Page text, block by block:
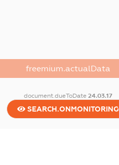
freemium.actualData
document.dueToDate 24.03.17
SEARCH.ONMONITORING